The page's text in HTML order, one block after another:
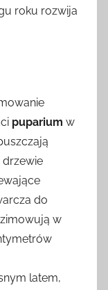
roku rozwija
puparium w
do
w
latem,